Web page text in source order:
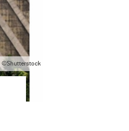
©Shutterstock